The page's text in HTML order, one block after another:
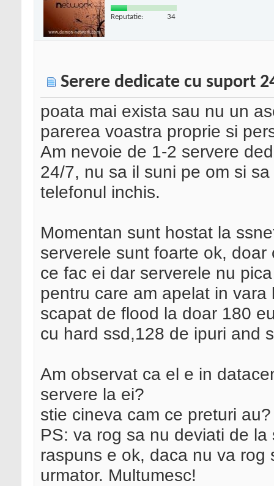
Reputatie: 34
Serere dedicate cu suport
poata mai exista sau nu un
parerea voastra proprie si
Am nevoie de 1-2 servere
24/7, nu sa il suni pe om si
telefonul inchis.
Momentan sunt hostat la
serverele sunt foarte ok,
ce fac ei dar serverele nu
pentru care am apelat in
scapat de flood la doar 180
cu hard ssd,128 de ipuri and
Am observat ca el e in
servere la ei?
stie cineva cam ce preturi au?
PS: va rog sa nu deviati de
raspuns e ok, daca nu va
urmator. Multumesc!